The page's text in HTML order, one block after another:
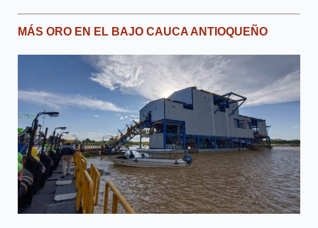
MÁS ORO EN EL BAJO CAUCA ANTIOQUEÑO